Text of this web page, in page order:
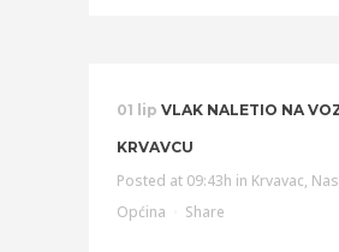
01 lip VLAK NALETIO NA
KRVAVCU
Posted at 09:43h in Krvavac,
Općina
Share